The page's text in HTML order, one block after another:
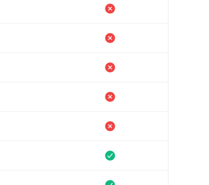
Non disponible
Non disponible
Non disponible
Non disponible
Non disponible